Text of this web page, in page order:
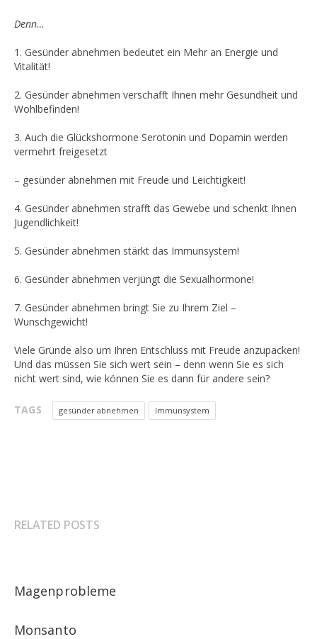
Denn…
1. Gesünder abnehmen bedeutet ein Mehr an Energie und
Vitalität!
2. Gesünder abnehmen verschafft Ihnen mehr Gesundheit und
Wohlbefinden!
3. Auch die Glückshormone Serotonin und Dopamin werden
vermehrt freigesetzt
– gesünder abnehmen mit Freude und Leichtigkeit!
4. Gesünder abnehmen strafft das Gewebe und schenkt Ihnen
Jugendlichkeit!
5. Gesünder abnehmen stärkt das Immunsystem!
6. Gesünder abnehmen verjüngt die Sexualhormone!
7. Gesünder abnehmen bringt Sie zu Ihrem Ziel –
Wunschgewicht!
Viele Gründe also um Ihren Entschluss mit Freude anzupacken!
Und das müssen Sie sich wert sein – denn wenn Sie es sich
nicht wert sind, wie können Sie es dann für andere sein?
TAGS gesünder abnehmen Immunsystem
RELATED POSTS
Magenprobleme
Monsanto